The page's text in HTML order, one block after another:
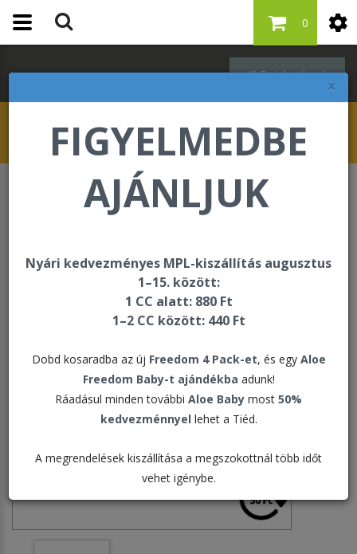
×
FIGYELMEDBE
AJÁNLJUK
Nyári kedvezményes MPL-kiszállítás augusztus
1–15. között:
1 CC alatt: 880 Ft
1–2 CC között: 440 Ft
Dobd kosaradba az új Freedom 4 Pack-et, és egy Aloe
Freedom Baby-t ajándékba adunk!
Ráadásul minden további Aloe Baby most 50%
kedvezménnyel lehet a Tiéd.
A megrendelések kiszállítása a megszokottnál több időt
vehet igénybe.
Bejelentkezés
0
ÚJDONSÁG
Pontértékes újdonságok